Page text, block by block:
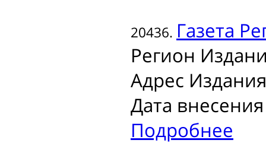
20436. Газета
Регион
Адрес
Дата
Подробнее